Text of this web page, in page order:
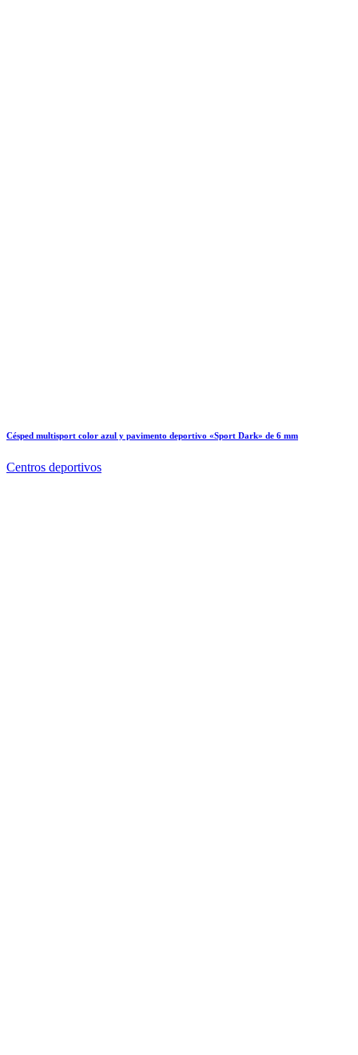
Césped multisport color azul y pavimento deportivo «Sport Dark» de 6 mm
Centros deportivos